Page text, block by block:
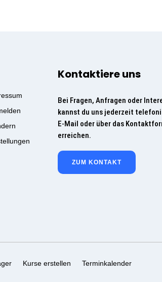
Kontaktiere uns
Bei Fragen, Anfragen oder
kannst du uns jederzeit
E-Mail oder über das
erreichen.
ZUM KONTAKT
Kurse erstellen Terminkalender